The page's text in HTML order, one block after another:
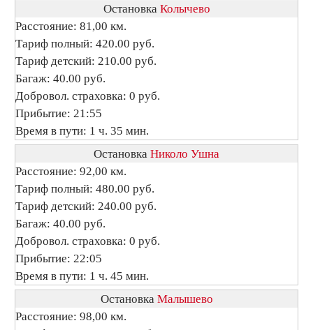
Остановка Колычево
Расстояние: 81,00 км.
Тариф полный: 420.00 руб.
Тариф детский: 210.00 руб.
Багаж: 40.00 руб.
Добровол. страховка: 0 руб.
Прибытие: 21:55
Время в пути: 1 ч. 35 мин.
Остановка Николо Ушна
Расстояние: 92,00 км.
Тариф полный: 480.00 руб.
Тариф детский: 240.00 руб.
Багаж: 40.00 руб.
Добровол. страховка: 0 руб.
Прибытие: 22:05
Время в пути: 1 ч. 45 мин.
Остановка Малышево
Расстояние: 98,00 км.